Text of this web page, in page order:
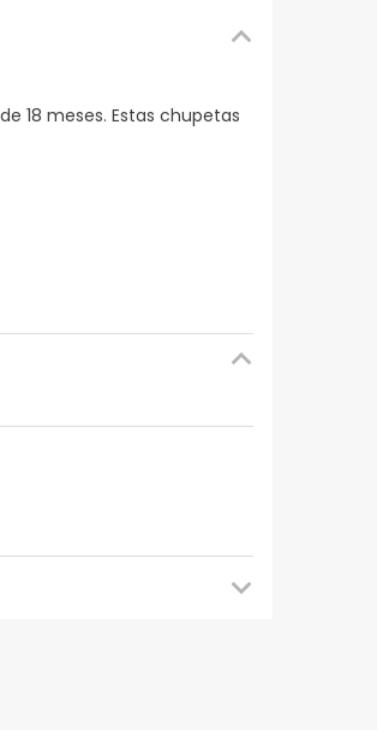
18 meses. Estas chupetas